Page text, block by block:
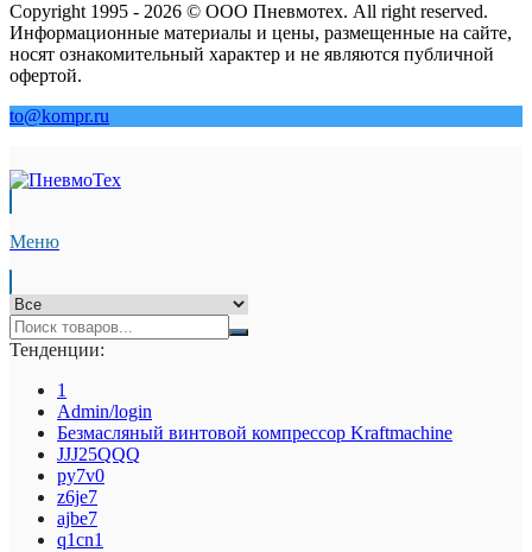
Copyright 1995 - 2026 © ООО Пневмотех. All right reserved.
Информационные материалы и цены, размещенные на сайте,
носят ознакомительный характер и не являются публичной
офертой.
to@kompr.ru
Меню
Тенденции:
1
Admin/login
Безмасляный винтовой компрессор Kraftmaсhine
JJJ25QQQ
py7v0
z6je7
ajbe7
q1cn1